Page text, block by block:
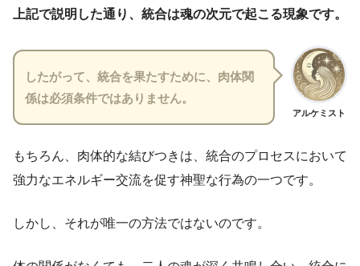
上記で説明した通り、統合は魂の次元で起こる現象です。
アルケミスト
したがって、統合を果たすために、肉体関
係は必須条件ではありません。
もちろん、肉体的な結びつきは、統合のプロセスにおいて
強力なエネルギー交流を促す神聖な行為の一つです。
しかし、それが唯一の方法ではないのです。